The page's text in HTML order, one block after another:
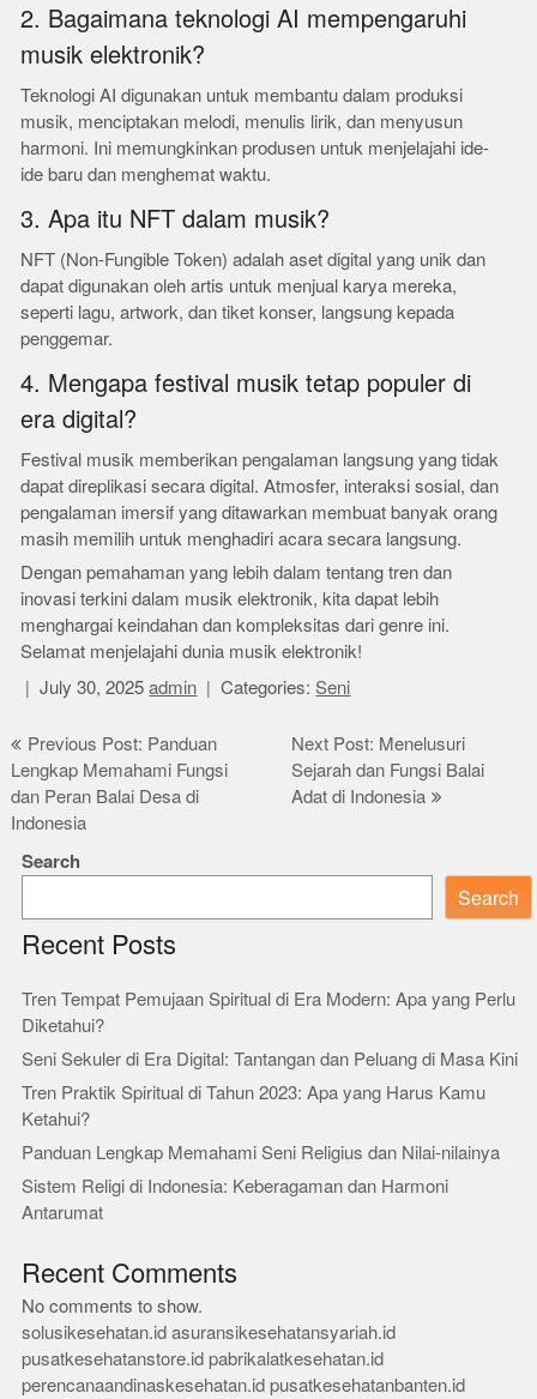
2. Bagaimana teknologi AI mempengaruhi
musik elektronik?
Teknologi AI digunakan untuk membantu dalam produksi
musik, menciptakan melodi, menulis lirik, dan menyusun
harmoni. Ini memungkinkan produsen untuk menjelajahi ide-
ide baru dan menghemat waktu.
3. Apa itu NFT dalam musik?
NFT (Non-Fungible Token) adalah aset digital yang unik dan
dapat digunakan oleh artis untuk menjual karya mereka,
seperti lagu, artwork, dan tiket konser, langsung kepada
penggemar.
4. Mengapa festival musik tetap populer di
era digital?
Festival musik memberikan pengalaman langsung yang tidak
dapat direplikasi secara digital. Atmosfer, interaksi sosial, dan
pengalaman imersif yang ditawarkan membuat banyak orang
masih memilih untuk menghadiri acara secara langsung.
Dengan pemahaman yang lebih dalam tentang tren dan
inovasi terkini dalam musik elektronik, kita dapat lebih
menghargai keindahan dan kompleksitas dari genre ini.
Selamat menjelajahi dunia musik elektronik!
July 30, 2025 admin Categories:Seni
Post
navigation
Previous Post: Panduan
Lengkap Memahami Fungsi
dan Peran Balai Desa di
Indonesia
Next Post: Menelusuri
Sejarah dan Fungsi Balai
Adat di Indonesia
Search
Search
Recent Posts
Tren Tempat Pemujaan Spiritual di Era Modern: Apa yang Perlu
Diketahui?
Seni Sekuler di Era Digital: Tantangan dan Peluang di Masa Kini
Tren Praktik Spiritual di Tahun 2023: Apa yang Harus Kamu
Ketahui?
Panduan Lengkap Memahami Seni Religius dan Nilai-nilainya
Sistem Religi di Indonesia: Keberagaman dan Harmoni
Antarumat
Recent Comments
No comments to show.
solusikesehatan.id asuransikesehatansyariah.id
pusatkesehatanstore.id pabrikalatkesehatan.id
perencanaandinaskesehatan.id pusatkesehatanbanten.id